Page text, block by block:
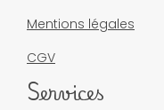
Mentions légales
CGV
Services